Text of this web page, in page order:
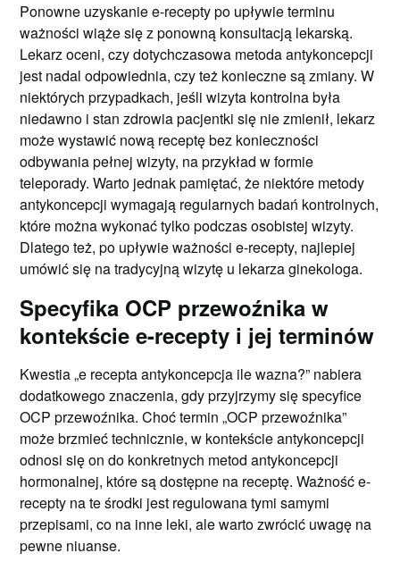
Ponowne uzyskanie e-recepty po upływie terminu
ważności wiąże się z ponowną konsultacją lekarską.
Lekarz oceni, czy dotychczasowa metoda antykoncepcji
jest nadal odpowiednia, czy też konieczne są zmiany. W
niektórych przypadkach, jeśli wizyta kontrolna była
niedawno i stan zdrowia pacjentki się nie zmienił, lekarz
może wystawić nową receptę bez konieczności
odbywania pełnej wizyty, na przykład w formie
teleporady. Warto jednak pamiętać, że niektóre metody
antykoncepcji wymagają regularnych badań kontrolnych,
które można wykonać tylko podczas osobistej wizyty.
Dlatego też, po upływie ważności e-recepty, najlepiej
umówić się na tradycyjną wizytę u lekarza ginekologa.
Specyfika OCP przewoźnika w
kontekście e-recepty i jej terminów
Kwestia „e recepta antykoncepcja ile wazna?” nabiera
dodatkowego znaczenia, gdy przyjrzymy się specyfice
OCP przewoźnika. Choć termin „OCP przewoźnika”
może brzmieć technicznie, w kontekście antykoncepcji
odnosi się on do konkretnych metod antykoncepcji
hormonalnej, które są dostępne na receptę. Ważność e-
recepty na te środki jest regulowana tymi samymi
przepisami, co na inne leki, ale warto zwrócić uwagę na
pewne niuanse.